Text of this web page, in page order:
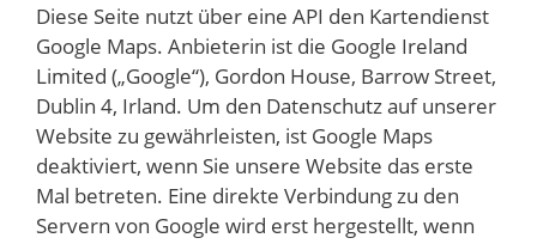
Diese Seite nutzt über eine API den Kartendienst
Google Maps. Anbieterin ist die Google Ireland
Limited („Google“), Gordon House, Barrow Street,
Dublin 4, Irland. Um den Datenschutz auf unserer
Website zu gewährleisten, ist Google Maps
deaktiviert, wenn Sie unsere Website das erste
Mal betreten. Eine direkte Verbindung zu den
Servern von Google wird erst hergestellt, wenn